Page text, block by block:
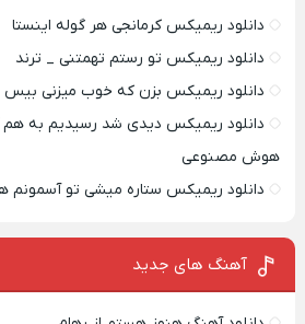
دانلود ریمیکس کرمانجی هر گوله اینستا
دانلود ریمیکس تو رستم تهمتنی _ ترند
دانلود ریمیکس بزن که خوب میزنی بیس
دانلود ریمیکس دیدی شد رسیدیم به هم
هوش مصنوعی
دانلود ریمیکس ستاره میشی تو
آهنگ های جدید